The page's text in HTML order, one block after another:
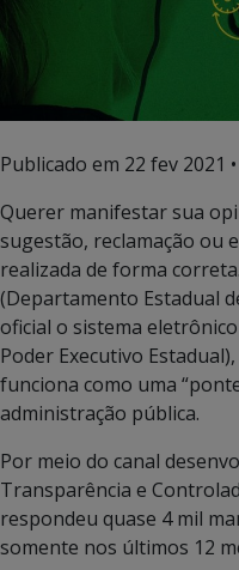
Publicado em 22 fev 2021
Querer manifestar sua
sugestão, reclamação ou
realizada de forma
(Departamento Estadual
oficial o sistema
Poder Executivo
funciona como uma
administração pública.
Por meio do canal
Transparência e
respondeu quase 4 mil
somente nos últimos 12